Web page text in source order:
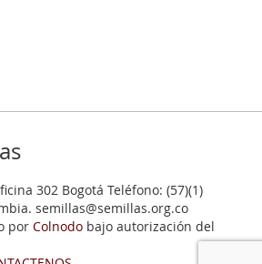
302 Bogotá Teléfono: (57)(1)
semillas@semillas.org.co
por Colnodo bajo autorización del